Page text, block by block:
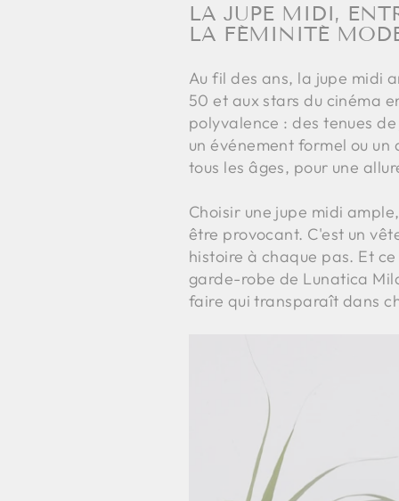
LA JUPE MIDI,
LA FÉMINITÉ
Au fil des ans, la jupe midi
50 et aux stars du cinéma
polyvalence : des tenues
un événement formel ou
tous les âges, pour une
Choisir une jupe midi
être provocant. C'est un
histoire à chaque pas. Et
garde-robe de Lunatica
faire qui transparaît dans